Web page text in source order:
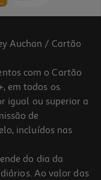
Dos Santos
Auchan / Cartão
com o Cartão
em todos os
igual ou superior a
de
incluídos nas
do dia da
Ao valor das